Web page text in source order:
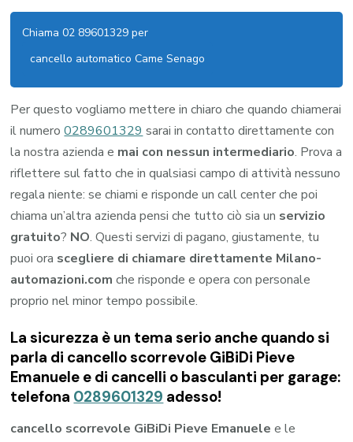
Chiama 02 89601329 per
cancello automatico Came Senago
Per questo vogliamo mettere in chiaro che quando chiamerai
il numero0289601329 sarai in contatto direttamente con
la nostra azienda e mai con nessun intermediario. Prova a
riflettere sul fatto che in qualsiasi campo di attività nessuno
regala niente: se chiami e risponde un call center che poi
chiama un’altra azienda pensi che tutto ciò sia un servizio
gratuito? NO. Questi servizi di pagano, giustamente, tu
puoi ora scegliere di chiamare direttamente Milano-
automazioni.com che risponde e opera con personale
proprio nel minor tempo possibile.
La sicurezza è un tema serio anche quando si
parla di cancello scorrevole GiBiDi Pieve
Emanuele e di cancelli o basculanti per garage:
telefona 0289601329 adesso!
cancello scorrevole GiBiDi Pieve Emanuele e le